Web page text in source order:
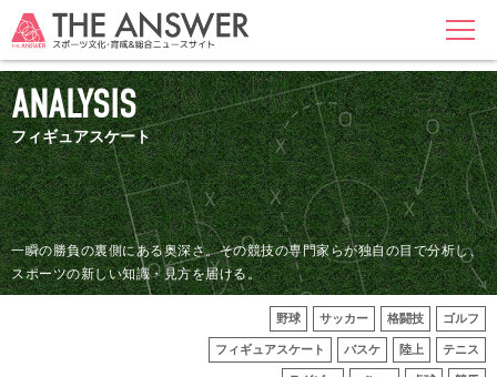
MENU
ANALYSIS
フィギュアスケート
一瞬の勝負の裏側にある奥深さ。その競技の専門家らが独自の目で分析し、
スポーツの新しい知識・見方を届ける。
野球 サッカー 格闘技 ゴルフ
フィギュアスケート バスケ 陸上 テニス